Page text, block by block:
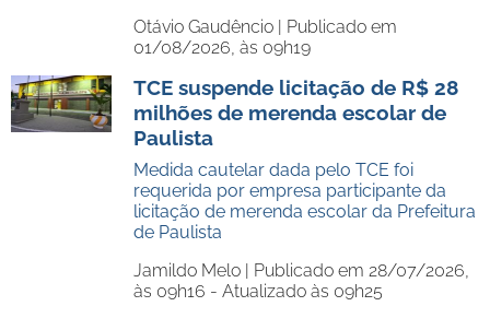
Otávio Gaudêncio | Publicado em
01/08/2026, às 09h19
TCE suspende licitação de R$ 28
milhões de merenda escolar de
Paulista
Medida cautelar dada pelo TCE foi
requerida por empresa participante da
licitação de merenda escolar da Prefeitura
de Paulista
Jamildo Melo | Publicado em 28/07/2026,
às 09h16 - Atualizado às 09h25